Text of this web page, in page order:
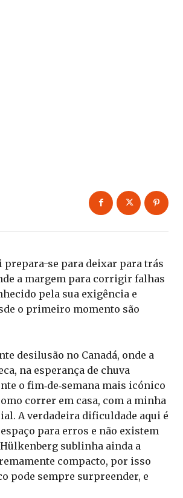
prepara-se para deixar para trás
a margem para corrigir falhas
pela sua exigência e
o primeiro momento são
desilusão no Canadá, onde a
na esperança de chuva
o fim‑de‑semana mais icónico
correr em casa, com a minha
A verdadeira dificuldade aqui é
para erros e não existem
sublinha ainda a
compacto, por isso
pode sempre surpreender, e